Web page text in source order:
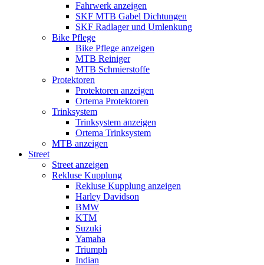
Fahrwerk anzeigen
SKF MTB Gabel Dichtungen
SKF Radlager und Umlenkung
Bike Pflege
Bike Pflege anzeigen
MTB Reiniger
MTB Schmierstoffe
Protektoren
Protektoren anzeigen
Ortema Protektoren
Trinksystem
Trinksystem anzeigen
Ortema Trinksystem
MTB anzeigen
Street
Street anzeigen
Rekluse Kupplung
Rekluse Kupplung anzeigen
Harley Davidson
BMW
KTM
Suzuki
Yamaha
Triumph
Indian